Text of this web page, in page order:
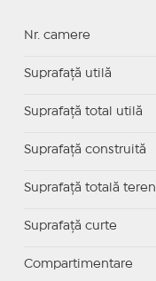
Nr. camere
Suprafaţă utilă
Suprafaţă total utilă
Suprafaţă construită
Suprafață totală teren
Suprafaţă curte
Compartimentare